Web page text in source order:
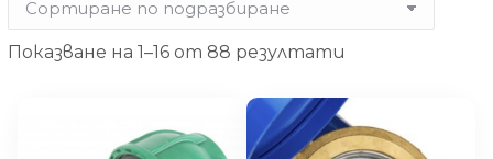
Показване на 1–16 от 88 резултати